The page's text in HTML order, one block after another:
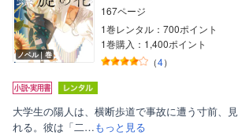
ノベル｜巻
167ページ
1巻レンタル：700ポイント
1巻購入：1,400ポイント
（4）
大学生の陽人は、横断歩道で事故に遭う寸前、
れる。彼は「二…もっと見る